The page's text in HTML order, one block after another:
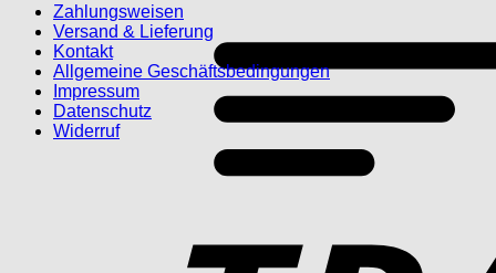
Zahlungsweisen
Versand & Lieferung
Kontakt
Allgemeine Geschäftsbedingungen
Impressum
Datenschutz
Widerruf